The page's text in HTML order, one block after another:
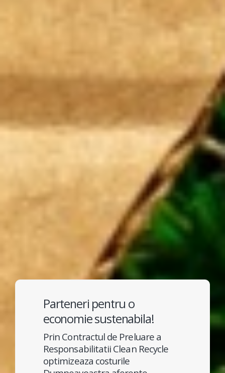
Parteneri pentru o
economie sustenabila!
Prin Contractul de Preluare a
Responsabilitatii Clean Recycle
optimizeaza costurile